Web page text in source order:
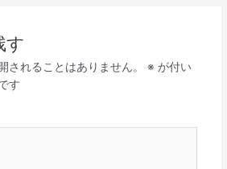
す
されることはありません。 ※ が付い
す